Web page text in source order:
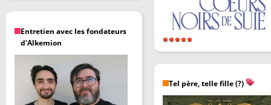
Entretien avec les fondateurs
d'Alkemion
Tel père, telle fille (?)